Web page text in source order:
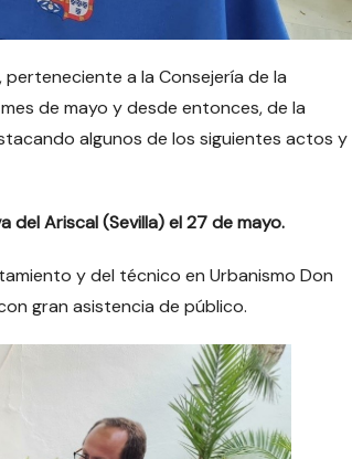
a la Consejería de la
de mayo y desde entonces, de la
algunos de los siguientes actos y
del Ariscal (Sevilla) el 27 de mayo.
y del técnico en Urbanismo Don
gran asistencia de público.